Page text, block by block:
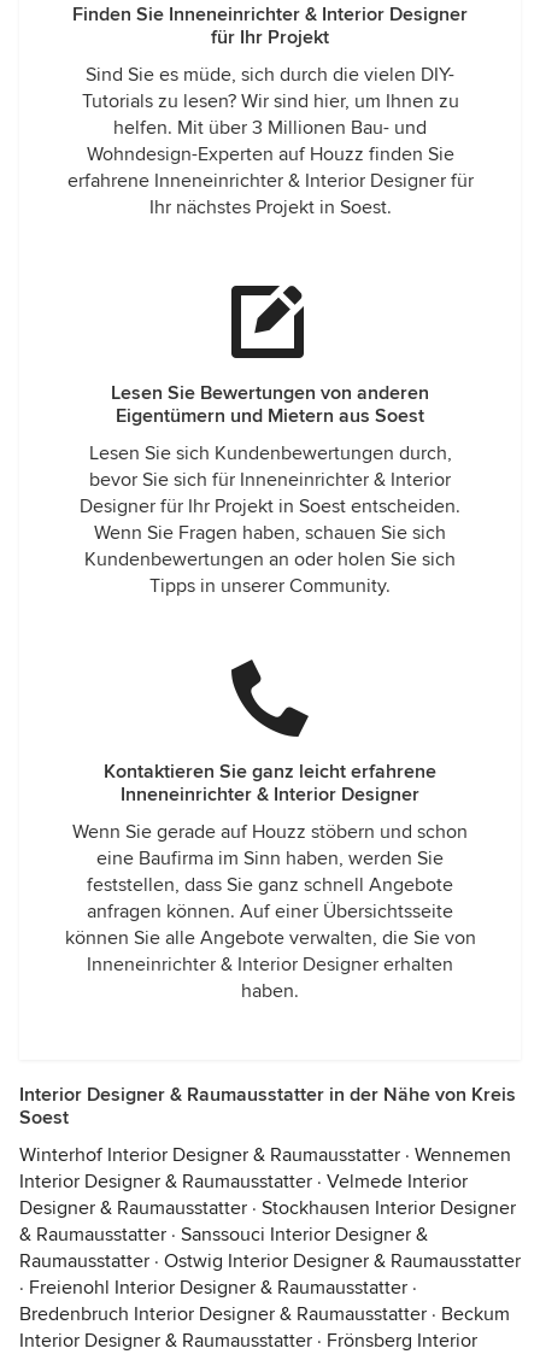
Finden Sie Inneneinrichter & Interior Designer
für Ihr Projekt
Sind Sie es müde, sich durch die vielen DIY-
Tutorials zu lesen? Wir sind hier, um Ihnen zu
helfen. Mit über 3 Millionen Bau- und
Wohndesign-Experten auf Houzz finden Sie
erfahrene Inneneinrichter & Interior Designer für
Ihr nächstes Projekt in Soest.
Lesen Sie Bewertungen von anderen
Eigentümern und Mietern aus Soest
Lesen Sie sich Kundenbewertungen durch,
bevor Sie sich für Inneneinrichter & Interior
Designer für Ihr Projekt in Soest entscheiden.
Wenn Sie Fragen haben, schauen Sie sich
Kundenbewertungen an oder holen Sie sich
Tipps in unserer Community.
Kontaktieren Sie ganz leicht erfahrene
Inneneinrichter & Interior Designer
Wenn Sie gerade auf Houzz stöbern und schon
eine Baufirma im Sinn haben, werden Sie
feststellen, dass Sie ganz schnell Angebote
anfragen können. Auf einer Übersichtsseite
können Sie alle Angebote verwalten, die Sie von
Inneneinrichter & Interior Designer erhalten
haben.
Interior Designer & Raumausstatter in der Nähe von Kreis
Soest
Winterhof Interior Designer & Raumausstatter · Wennemen
Interior Designer & Raumausstatter · Velmede Interior
Designer & Raumausstatter · Stockhausen Interior Designer
& Raumausstatter · Sanssouci Interior Designer &
Raumausstatter · Ostwig Interior Designer & Raumausstatter
· Freienohl Interior Designer & Raumausstatter ·
Bredenbruch Interior Designer & Raumausstatter · Beckum
Interior Designer & Raumausstatter · Frönsberg Interior